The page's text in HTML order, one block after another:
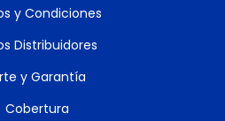
y Condiciones
Distribuidores
y Garantía
Cobertura